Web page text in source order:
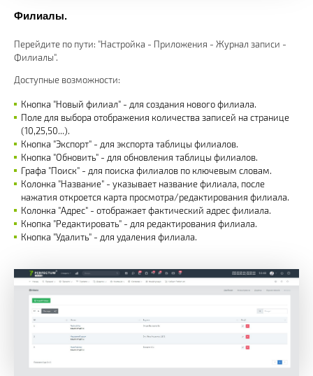
Филиалы.
Перейдите по пути: "Настройка - Приложения - Журнал записи -
Филиалы".
Доступные возможности:
Кнопка "Новый филиал" - для создания нового филиала.
Поле для выбора отображения количества записей на странице
(10,25,50...).
Кнопка "Экспорт" - для экспорта таблицы филиалов.
Кнопка "Обновить" - для обновления таблицы филиалов.
Графа "Поиск" - для поиска филиалов по ключевым словам.
Колонка "Название" - указывает название филиала, после
нажатия откроется карта просмотра/редактирования филиала.
Колонка "Адрес" - отображает фактический адрес филиала.
Кнопка "Редактировать" - для редактирования филиала.
Кнопка "Удалить" - для удаления филиала.